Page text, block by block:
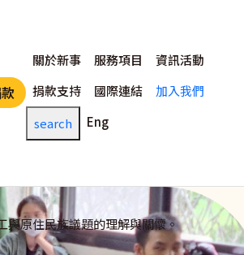
主選單
關於新事 服務項目
資訊活動
捐款支持
國際連結
加入我們
search
Eng
與原住民族議題的理解與關懷。